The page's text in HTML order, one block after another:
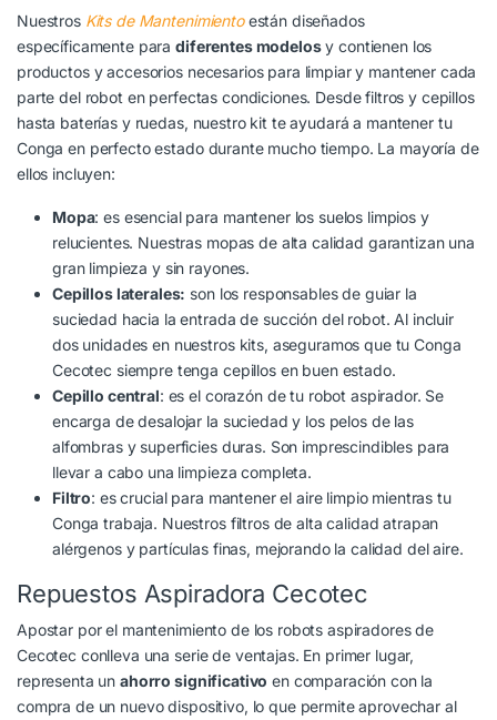
Nuestros Kits de Mantenimientoestán diseñados
específicamente paradiferentes modelosy contienen los
productos y accesorios necesarios para limpiar y mantener cada
parte del robot en perfectas condiciones. Desde filtros y cepillos
hasta baterías y ruedas, nuestro kit te ayudará a mantener tu
Conga en perfecto estado durante mucho tiempo. La mayoría de
ellos incluyen:
Mopa: es esencial para mantener los suelos limpios y
relucientes. Nuestras mopas de alta calidad garantizan una
gran limpieza y sin rayones.
Cepillos laterales: son los responsables de guiar la
suciedad hacia la entrada de succión del robot. Al incluir
dos unidades en nuestros kits, aseguramos que tu Conga
Cecotec siempre tenga cepillos en buen estado.
Cepillo central: es el corazón de tu robot aspirador. Se
encarga de desalojar la suciedad y los pelos de las
alfombras y superficies duras. Son imprescindibles para
llevar a cabo una limpieza completa.
Filtro: es crucial para mantener el aire limpio mientras tu
Conga trabaja. Nuestros filtros de alta calidad atrapan
alérgenos y partículas finas, mejorando la calidad del aire.
Repuestos Aspiradora Cecotec
Apostar por el mantenimiento de los robots aspiradores de
Cecotec conlleva una serie de ventajas. En primer lugar,
representa unahorro significativo en comparación con la
compra de un nuevo dispositivo, lo que permite aprovechar al